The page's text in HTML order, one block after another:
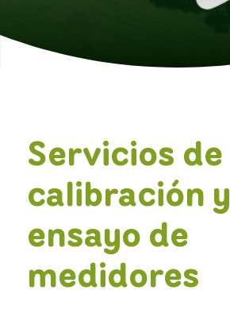
Servicios de
calibración y
ensayo de
medidores